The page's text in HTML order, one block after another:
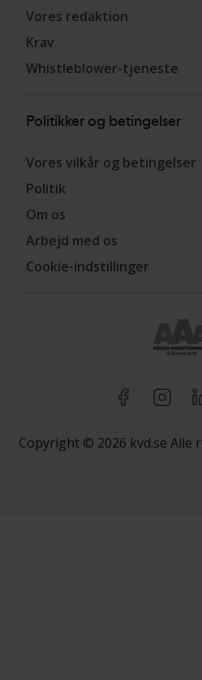
Vores redaktion
Krav
Whistleblower-tjeneste
Politikker og betingelser
Vores vilkår og betingelser
Politik
Om os
Arbejd med os
Cookie-indstillinger
Copyright © 2026 kvd.se Alle